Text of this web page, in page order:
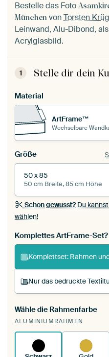
Bestelle das Foto
München vonTorsten
Leinwand, Alu-Dibond,
Acrylglasbild.
1 Stelle dir dein
Material
ArtFrame™
Wechselbare
Größe
50 x 85
50 cm Breite, 85 cm Höhe
Schon gewusst?Du
wählen!
Komplettes ArtFrame-Set?
Komplettset: Rahmen
Nur das bedruckte
Du spannst einen
deinen
funktioniert es.
Wähle die Rahmenfarbe
ALUMINIUMRAHMEN